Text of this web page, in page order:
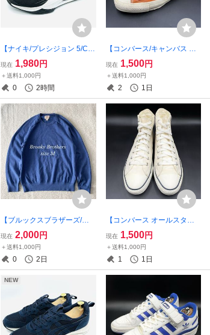
【ナイキ/プレシジョン 5/CW
3403-003】高級バスケット
ボールシューズ！ブラック/
ホワイト/28cm/衝撃プライ
ス！希少廃盤・完売品！7/24
現在 1,980円
＋送料1,000円
0 2時間
【コンバース/キャンバス シ
ェブロンスター OX】高品質
ローカットスニーカー！オレ
ンジ//26.5cm/衝撃プライス！
希少限定モデル！8/4
現在 1,500円
＋送料1,000円
2 1日
【ブルックスブラザーズ/刺
繍ロゴ】高級オリジナルコッ
トンブレンドニットセータ
ー！ブルー/M表記/衝撃プラ
イス！定番大人カジュアル！
現在 2,000円
＋送料1,000円
0 2日
【コンバース オールスター/1
C214】高品質キャンバスハ
イカットスニーカー！クラシ
ックホワイト/27.5cm/衝撃プ
ライス！名作定番品！7/27
現在 1,500円
＋送料1,000円
1 1日
NEW